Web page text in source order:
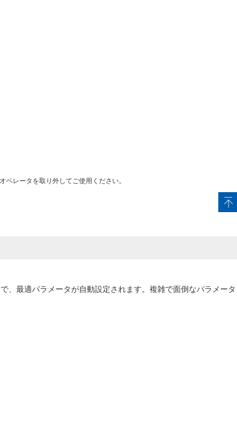
ペレータを取り外してご使用ください。
、最適パラメータが自動設定されます。複雑で面倒なパラメータ